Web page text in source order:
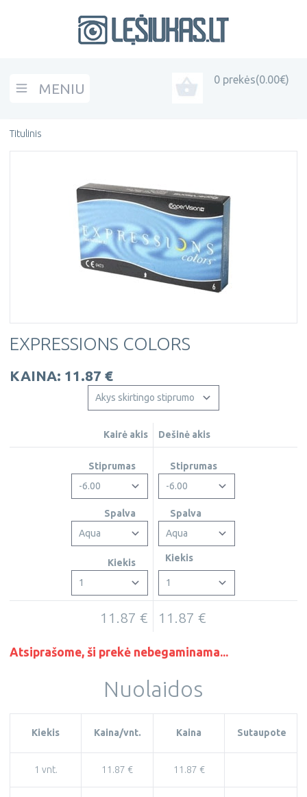
Open menu
MENIU
0 prekės(0.00€)
Titulinis
EXPRESSIONS COLORS
KAINA: 11.87 €
Kairė akis Dešinė akis
Stiprumas
Spalva
Kiekis
11.87 €
Stiprumas
Spalva
Kiekis
11.87 €
Atsiprašome, ši prekė nebegaminama...
Nuolaidos
Kiekis Kaina/vnt. Kaina Sutaupote
1 vnt. 11.87 € 11.87 €